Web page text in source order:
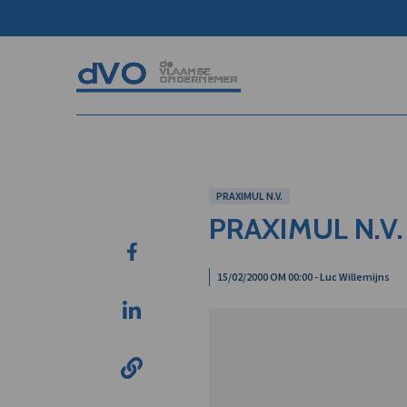
PRAXIMUL N.V.
PRAXIMUL N.V.
15/02/2000 OM 00:00 - Luc Willemijns